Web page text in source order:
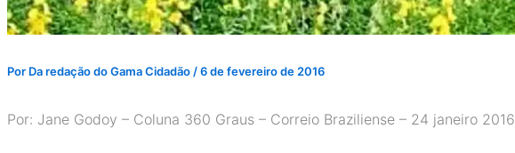
Por Da redação do Gama Cidadão /6 de fevereiro de 2016
Por: Jane Godoy – Coluna 360 Graus – Correio Braziliense – 24 janeiro 2016